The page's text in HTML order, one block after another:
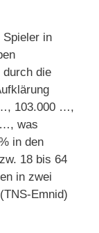
Spieler in
durch die
103.000 …,
was
in den
18 bis 64
in zwei
Emnid)